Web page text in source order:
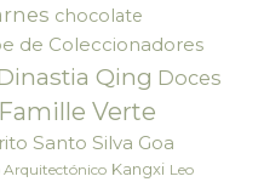
chocolate
de Coleccionadores
Qing Doces
Famille Verte
Santo Silva Goa
Kangxi Leo